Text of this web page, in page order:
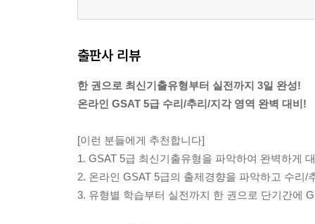
백발백중 적중문제
PART 2 추리
출판사 리뷰
한 권으로 최신기출유형부터 실전까지 3일 완성!
온라인 GSAT 5급 수리/추리/지각 영역 완벽 대비!
[이런 분들에게 추천합니다]
1. GSAT 5급 최신기출유형을 파악하여 완벽하게
2. 온라인 GSAT 5급의 출제경향을 파악하고 수리
3. 유형별 학습부터 실전까지 한 권으로 단기간에